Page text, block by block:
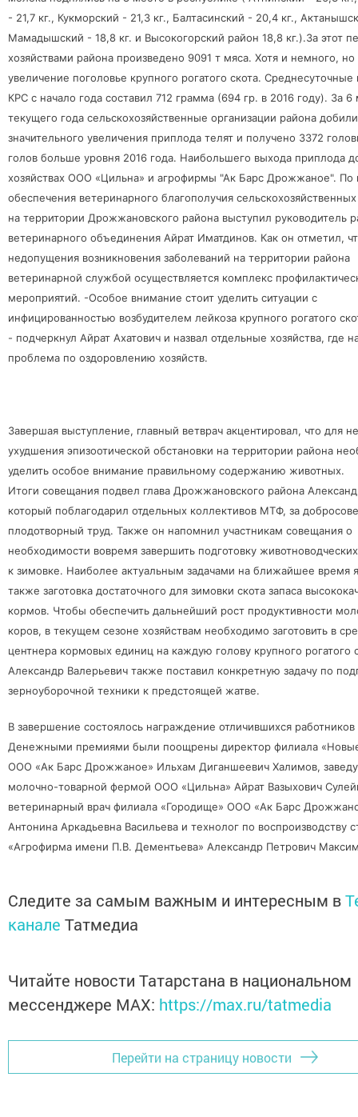
- 21,7 кг., Кукморский - 21,3 кг., Балтасинский - 20,4 кг.,
Мамадышский - 18,8 кг. и Высокогорский район 18,8 кг.).За этот
хозяйствами района произведено 9091 т мяса. Хотя и немного, но
увеличение поголовье крупного рогатого скота.
КРС с начало года составил 712 грамма (694 гр. в 2016 году). За 6
текущего года сельскохозяйственные организации района
значительного увеличения приплода телят и получено 3372
голов больше уровня 2016 года. Наибольшего выхода приплода
хозяйствах ООО «Цильна» и агрофирмы "Ак Барс Дрожжаное". По
обеспечения ветеринарного благополучия
на территории Дрожжановского района выступил руководитель
ветеринарного объединения Айрат Иматдинов. Как он отметил,
недопущения возникновения заболеваний на территории района
ветеринарной службой осуществляется комплекс
мероприятий. -Особое внимание стоит уделить ситуации с
инфицированностью возбудителем лейкоза крупного рогатого
- подчеркнул Айрат Ахатович и назвал отдельные хозяйства, где
проблема по оздоровлению хозяйств.
Завершая выступление, главный ветврач акцентировал, что для
ухудшения эпизоотической обстановки на территории района
уделить особое внимание правильному содержанию животных.
Итоги совещания подвел глава Дрожжановского района
который поблагодарил отдельных коллективов МТФ, за
плодотворный труд. Также он напомнил участникам совещания о
необходимости вовремя завершить подготовку
к зимовке. Наиболее актуальным задачами на ближайшее время
также заготовка достаточного для зимовки скота запаса
кормов. Чтобы обеспечить дальнейший рост продуктивности
коров, в текущем сезоне хозяйствам необходимо заготовить в
центнера кормовых единиц на каждую голову крупного рогатого
Александр Валерьевич также поставил конкретную задачу по
зерноуборочной техники к предстоящей жатве.
В завершение состоялось награждение отличившихся работников
Денежными премиями были поощрены директор филиала
ООО «Ак Барс Дрожжаное» Ильхам Диганшеевич Халимов,
молочно-товарной фермой ООО «Цильна» Айрат Вазыхович
ветеринарный врач филиала «Городище» ООО «Ак Барс
Антонина Аркадьевна Васильева и технолог по воспроизводству
«Агрофирма имени П.В. Дементьева» Александр Петрович
Следите за самым важным и интересным в
канале Татмедиа
Читайте новости Татарстана в национальном
мессенджере MАХ: https://max.ru/tatmedia
Перейти на страницу новости